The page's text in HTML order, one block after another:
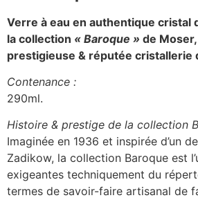
Verre à eau en authentique cristal
la collection « Baroque » de
prestigieuse & réputée cristallerie
Contenance :
290ml.
Histoire & prestige de la collection
Imaginée en 1936 et inspirée d’un
Zadikow, la collection Baroque est
exigeantes techniquement du
termes de savoir-faire artisanal de